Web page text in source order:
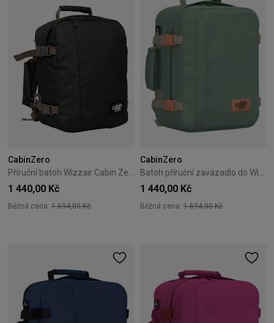
CabinZero
Příruční batoh Wizzair Cabin Zero Classic 28L Black Sand
1 440,00 Kč
Běžná cena: 1 694,00 Kč
CabinZero
Batoh příruční zavazadlo do Wizzair Cabin Zero Classic 28L – Sage Forest
1 440,00 Kč
Běžná cena: 1 694,00 Kč